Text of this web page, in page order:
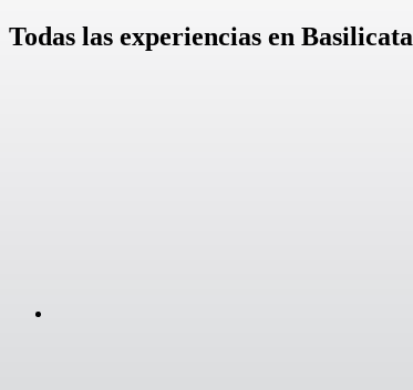
Todas las experiencias en Basilicata